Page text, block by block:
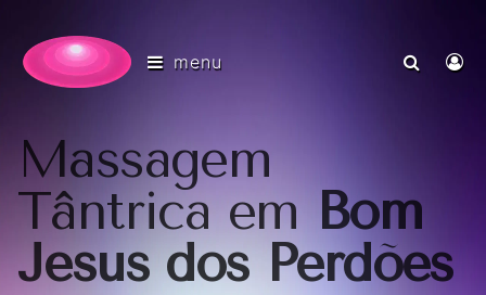
menu
Massagem
Tântrica emBom
Jesus dos Perdões